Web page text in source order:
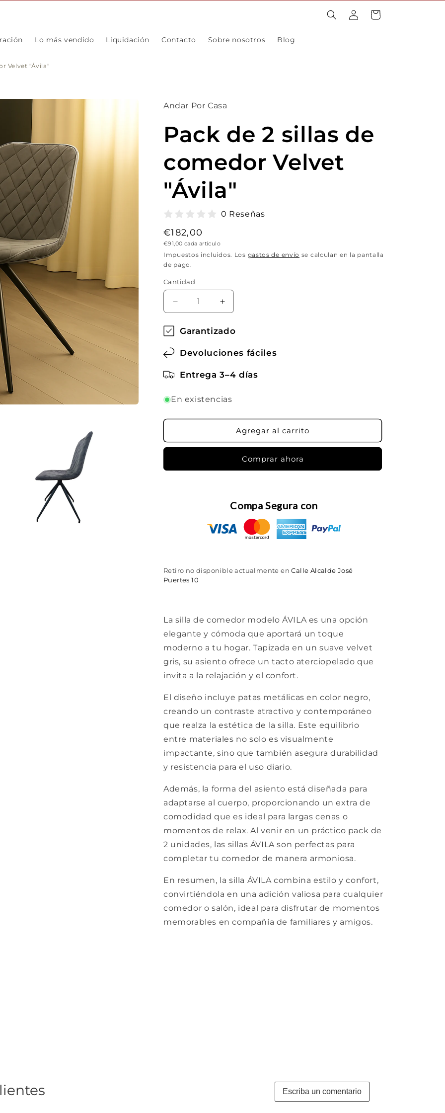
Lo más vendido Liquidación Contacto Sobre nosotros Blog
Iniciar
sesión
Carrito
Velvet "Ávila"
Andar Por Casa
Pack de 2 sillas de
comedor Velvet
"Ávila"
0 Reseñas
Precio
habitual
€182,00
Precio
€91,00 cada artículo
Impuestos incluidos. Los gastos de envío se calculan en la pantalla
de pago.
Cantidad
Cantidad
Reducir
cantidad
para
Pack
de
de
Velvet
Aumentar
cantidad
para
Pack
2
de
Velvet
Garantizado
Devoluciones fáciles
Entrega 3–4 días
En existencias
Agregar al carrito
Comprar ahora
Compa Segura con
Retiro no disponible actualmente enCalle Alcalde José
Puertes 10
La silla de comedor modelo ÁVILA es una opción
elegante y cómoda que aportará un toque
moderno a tu hogar. Tapizada en un suave velvet
gris, su asiento ofrece un tacto aterciopelado que
invita a la relajación y el confort.
El diseño incluye patas metálicas en color negro,
creando un contraste atractivo y contemporáneo
que realza la estética de la silla. Este equilibrio
entre materiales no solo es visualmente
impactante, sino que también asegura durabilidad
y resistencia para el uso diario.
Además, la forma del asiento está diseñada para
adaptarse al cuerpo, proporcionando un extra de
comodidad que es ideal para largas cenas o
momentos de relax. Al venir en un práctico pack de
2 unidades, las sillas ÁVILA son perfectas para
completar tu comedor de manera armoniosa.
En resumen, la silla ÁVILA combina estilo y confort,
convirtiéndola en una adición valiosa para cualquier
comedor o salón, ideal para disfrutar de momentos
memorables en compañía de familiares y amigos.
Escriba un comentario